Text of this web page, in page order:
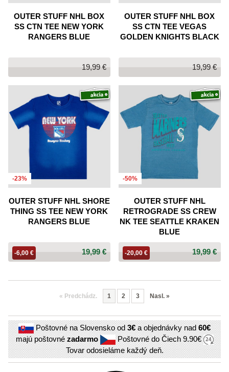
OUTER STUFF NHL BOX
SS CTN TEE NEW YORK
RANGERS BLUE
19,99 €
OUTER STUFF NHL BOX
SS CTN TEE VEGAS
GOLDEN KNIGHTS BLACK
19,99 €
-23%
OUTER STUFF NHL SHORE
THING SS TEE NEW YORK
RANGERS BLUE
19,99 €
-6,00 €
-50%
OUTER STUFF NHL
RETROGRADE SS CREW
NK TEE SEATTLE KRAKEN
BLUE
19,99 €
-20,00 €
« Predchádz. 1 2 3 Nasl. »
Poštovné na Slovensko od3€a objednávky nad60€
majú poštovnézadarmo Poštovné do Čiech9.90€
Tovar odosieláme každý deň.